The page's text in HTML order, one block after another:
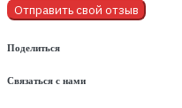
Отправить свой отзыв
Поделиться
Связаться с нами